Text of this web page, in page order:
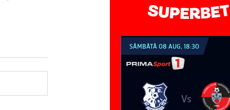
Vs
SÂMBĂTĂ 08 AUG, 21:30
Vs